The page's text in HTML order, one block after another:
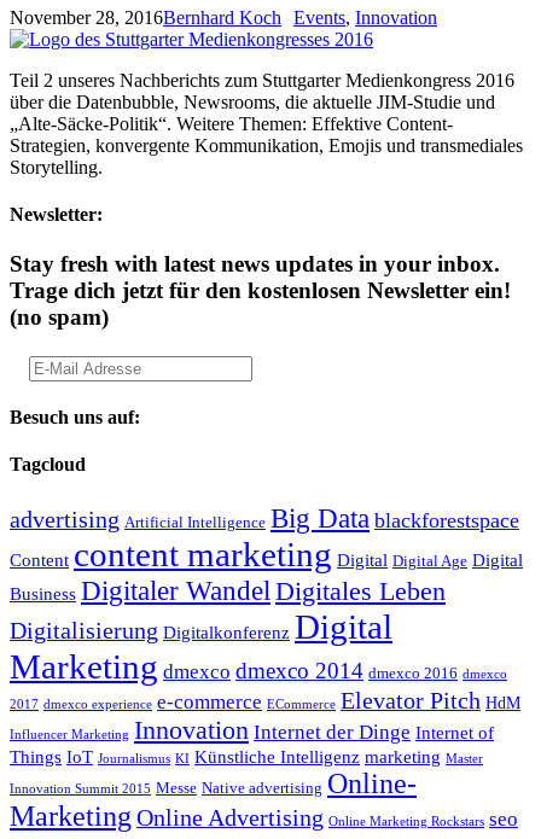
November 28, 2016Bernhard Koch Events, Innovation
Teil 2 unseres Nachberichts zum Stuttgarter Medienkongress 2016
über die Datenbubble, Newsrooms, die aktuelle JIM-Studie und
„Alte-Säcke-Politik“. Weitere Themen: Effektive Content-
Strategien, konvergente Kommunikation, Emojis und transmediales
Storytelling.
Newsletter:
Stay fresh with latest news updates in your inbox.
Trage dich jetzt für den kostenlosen Newsletter ein!
(no spam)
Besuch uns auf:
Tagcloud
advertising Artificial Intelligence Big Data blackforestspace
Content content marketing Digital Digital Age Digital
Business Digitaler Wandel Digitales Leben
Digitalisierung Digitalkonferenz Digital
Marketing dmexco dmexco 2014 dmexco 2016 dmexco
2017 dmexco experience e-commerce ECommerce Elevator Pitch HdM
Influencer Marketing Innovation Internet der Dinge Internet of
Things IoT Journalismus KI Künstliche Intelligenz marketing Master
Innovation Summit 2015 Messe Native advertising Online-
Marketing Online Advertising Online Marketing Rockstars seo